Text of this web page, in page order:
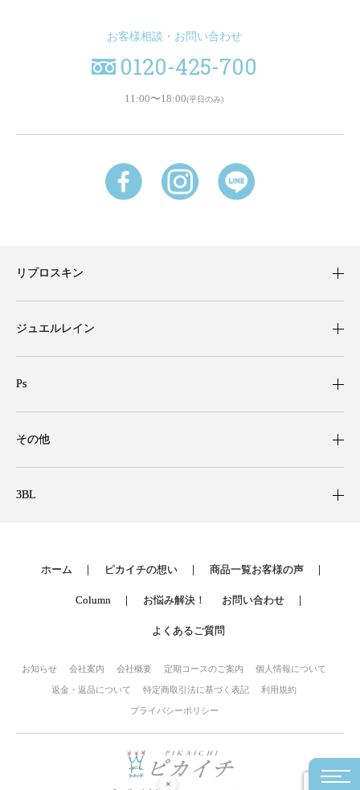
お客様相談・お問い合わせ
0120-425-700
11:00〜18:00(平日のみ)
リプロスキン
ジュエルレイン
Ps
その他
3BL
ホーム ピカイチの想い 商品一覧お客様の声
Column お悩み解決！ お問い合わせ
よくあるご質問
お知らせ 会社案内 会社概要 定期コースのご案内 個人情報について
返金・返品について 特定商取引法に基づく表記 利用規約
プライバシーポリシー
×